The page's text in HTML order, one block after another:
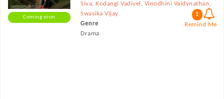
Coming soon
Siva,Kodangi Vadivel , Vinodhini Vaidynathan,
Swasika Vijay
Genre
Drama
1
Remind Me